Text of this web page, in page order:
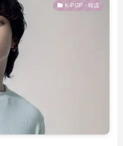
K-POP・韓流